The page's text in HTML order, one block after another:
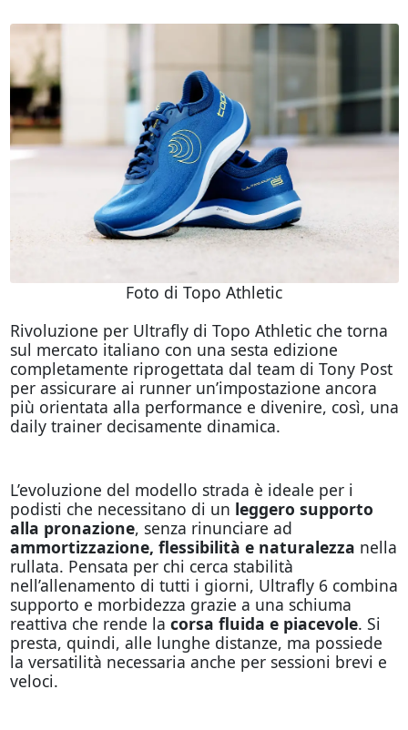
Foto di Topo Athletic
Rivoluzione per Ultrafly di Topo Athletic che torna
sul mercato italiano con una sesta edizione
completamente riprogettata dal team di Tony Post
per assicurare ai runner un’impostazione ancora
più orientata alla performance e divenire, così, una
daily trainer decisamente dinamica.
L’evoluzione del modello strada è ideale per i
podisti che necessitano di un leggero supporto
alla pronazione, senza rinunciare ad
ammortizzazione, flessibilità e naturalezza nella
rullata. Pensata per chi cerca stabilità
nell’allenamento di tutti i giorni, Ultrafly 6 combina
supporto e morbidezza grazie a una schiuma
reattiva che rende la corsa fluida e piacevole. Si
presta, quindi, alle lunghe distanze, ma possiede
la versatilità necessaria anche per sessioni brevi e
veloci.